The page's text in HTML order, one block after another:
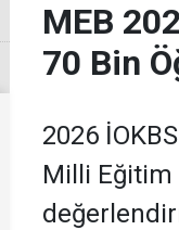
MEB
70 Bin
2026
Milli Eğitim